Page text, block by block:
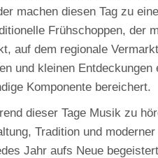
machen diesen Tag zu
Frühschoppen, der
auf dem regionale
und kleinen
Komponente bereichert.
dieser Tage Musik zu
Tradition und
Jahr aufs Neue